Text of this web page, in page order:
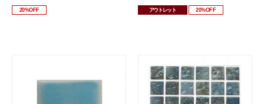
20%OFF アウトレット 20%OFF